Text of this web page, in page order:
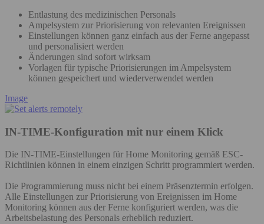
Entlastung des medizinischen Personals
Ampelsystem zur Priorisierung von relevanten Ereignissen
Einstellungen können ganz einfach aus der Ferne angepasst
und personalisiert werden
Änderungen sind sofort wirksam
Vorlagen für typische Priorisierungen im Ampelsystem
können gespeichert und wiederverwendet werden
Image
IN-TIME-Konfiguration mit nur einem Klick
Die IN-TIME-Einstellungen für Home Monitoring gemäß ESC-
Richtlinien können in einem einzigen Schritt programmiert werden.
Die Programmierung muss nicht bei einem Präsenztermin erfolgen.
Alle Einstellungen zur Priorisierung von Ereignissen im Home
Monitoring können aus der Ferne konfiguriert werden, was die
Arbeitsbelastung des Personals erheblich reduziert.